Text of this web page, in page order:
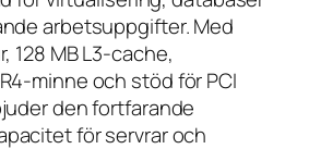
arbetsuppgifter. Med
128 MB L3-cache,
minne och stöd för PCI
den fortfarande
för servrar och